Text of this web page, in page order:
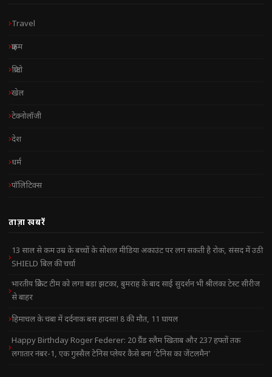
Travel
क्राइम
क्रिप्टो
खेल
टेक्नोलॉजी
देश
धर्म
पॉलिटिक्स
ताज़ा खबरें
13 साल से कम उम्र के बच्चों के सोशल मीडिया अकाउंट पर लग सकती है रोक, संसद में उठी
SHIELD बिल की चर्चा
भारतीय क्रिकेट टीम को लगा बड़ा झटका, बुमराह के बाद साई सुदर्शन भी श्रीलंका टेस्ट सीरीज
से बाहर
हिमाचल के चंबा में दर्दनाक बस हादसा! 8 की मौत, 11 घायल
Happy Birthday Roger Federer: 20 ग्रैंड स्लैम खिताब और 237 हफ्तों तक
लगातार नंबर-1, एक गुस्सैल टेनिस प्लेयर कैसे बना ‘टेनिस का जेंटलमैन’